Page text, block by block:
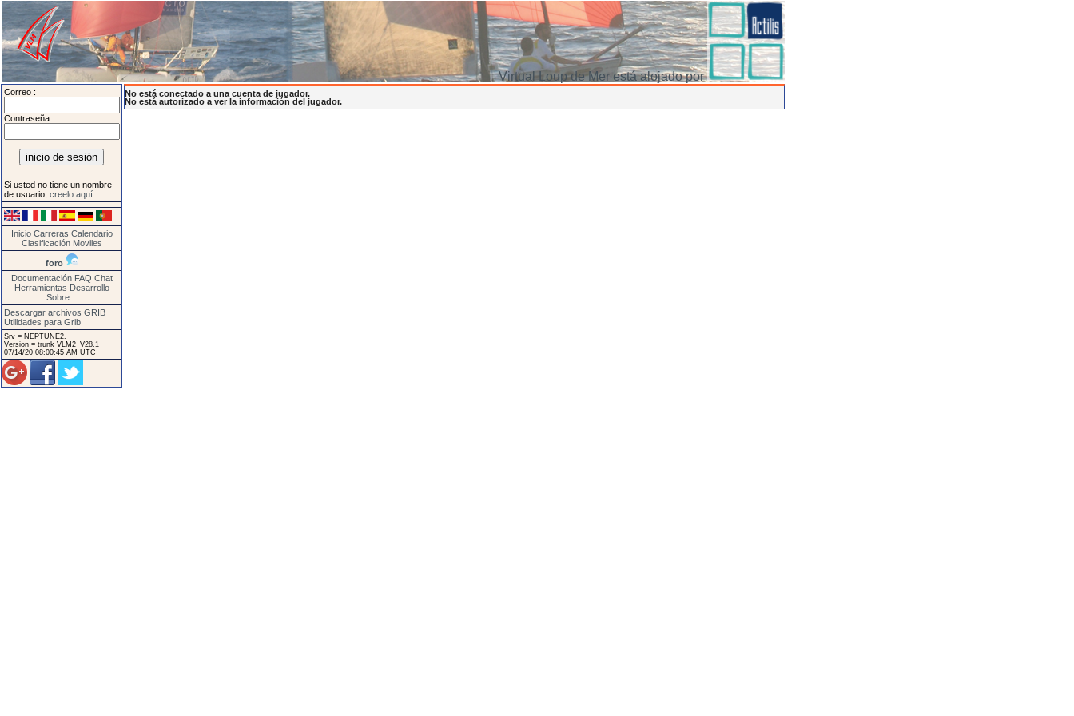
Virtual Loup de Mer está alojado por
Correo :
Contraseña :
Si usted no tiene un nombre
de usuario, creelo aquí
Inicio Carreras Calendario
Clasificación Moviles
foro
Documentación FAQ Chat
Herramientas Desarrollo
Sobre...
Descargar archivos GRIB
Utilidades para Grib
Srv = NEPTUNE2.
Version = trunk VLM2_V28.1_
07/14/20 08:00:45 AM UTC
No está conectado a una cuenta de jugador.
No está autorizado a ver la información del jugador.